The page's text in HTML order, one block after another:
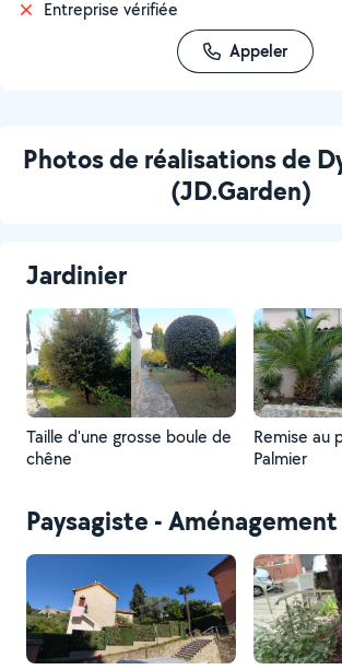
Entreprise vérifiée
Appeler
Photos de réalisations de
(JD.Garden)
Jardinier
Taille d'une grosse boule de
chêne
Remise au
Palmier
Paysagiste -